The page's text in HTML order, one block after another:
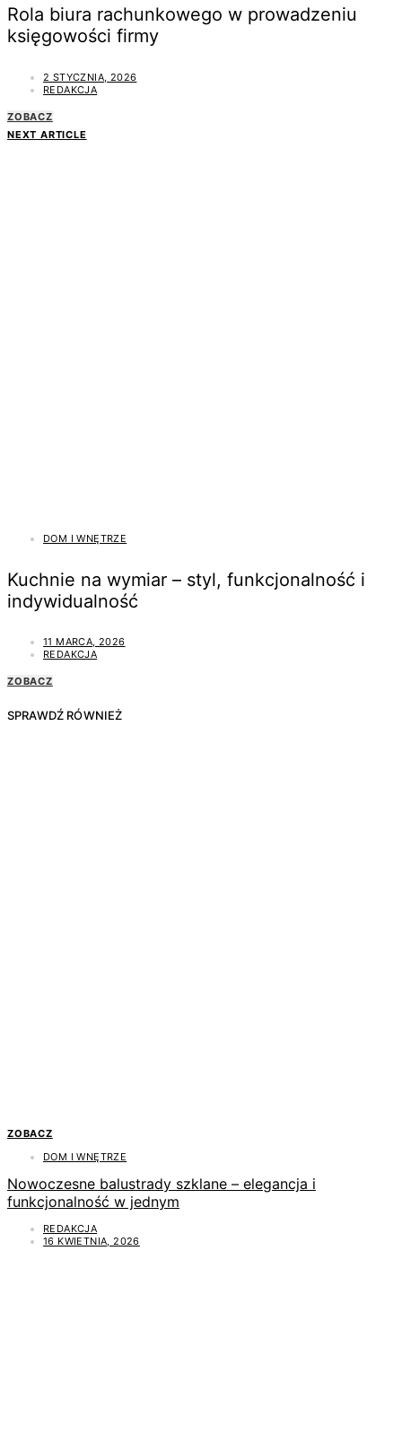
Rola biura rachunkowego w prowadzeniu
księgowości firmy
2 STYCZNIA, 2026
REDAKCJA
ZOBACZ
NEXT ARTICLE
DOM I WNĘTRZE
Kuchnie na wymiar – styl, funkcjonalność i
indywidualność
11 MARCA, 2026
REDAKCJA
ZOBACZ
SPRAWDŹ RÓWNIEŻ
ZOBACZ
DOM I WNĘTRZE
Nowoczesne balustrady szklane – elegancja i
funkcjonalność w jednym
REDAKCJA
16 KWIETNIA, 2026